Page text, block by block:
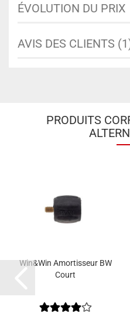
ÉVOLUTION DU PRIX
AVIS DES CLIENTS
PRODUITS
Win&Win Amortisseur BW
Court